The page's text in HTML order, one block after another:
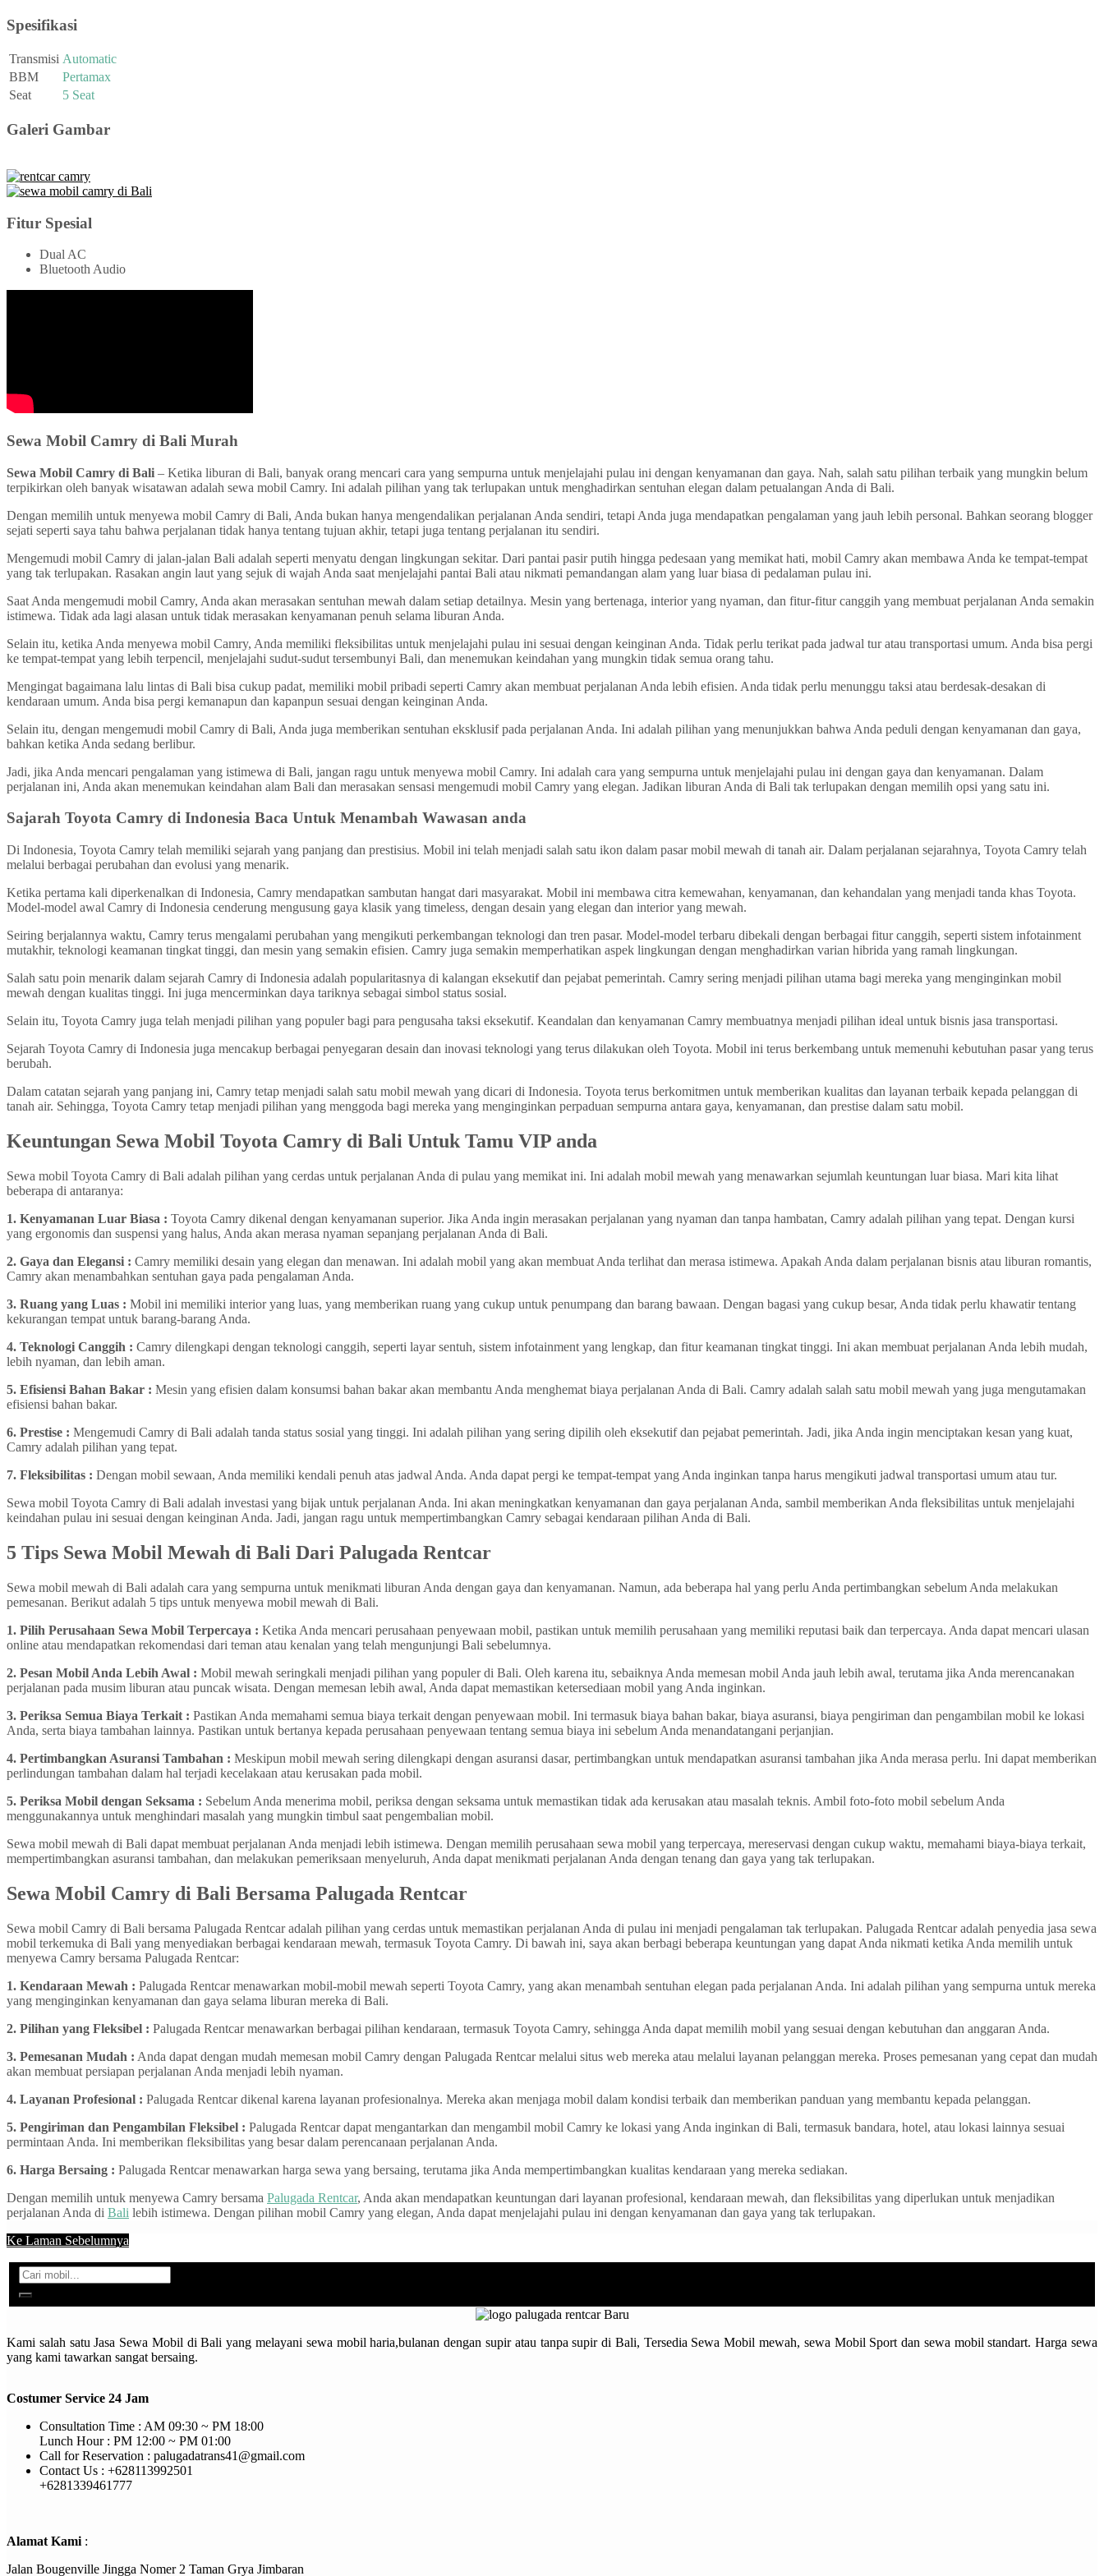
Spesifikasi
Transmisi Automatic
BBM
Pertamax
Seat
5 Seat
Galeri Gambar
Fitur Spesial
Dual AC
Bluetooth Audio
Sewa Mobil Camry di Bali Murah
Sewa Mobil Camry di Bali – Ketika liburan di Bali, banyak orang mencari cara yang sempurna untuk menjelajahi pulau ini dengan kenyamanan dan gaya. Nah, salah satu pilihan terbaik yang mungkin belum
terpikirkan oleh banyak wisatawan adalah sewa mobil Camry. Ini adalah pilihan yang tak terlupakan untuk menghadirkan sentuhan elegan dalam petualangan Anda di Bali.
Dengan memilih untuk menyewa mobil Camry di Bali, Anda bukan hanya mengendalikan perjalanan Anda sendiri, tetapi Anda juga mendapatkan pengalaman yang jauh lebih personal. Bahkan seorang blogger
sejati seperti saya tahu bahwa perjalanan tidak hanya tentang tujuan akhir, tetapi juga tentang perjalanan itu sendiri.
Mengemudi mobil Camry di jalan-jalan Bali adalah seperti menyatu dengan lingkungan sekitar. Dari pantai pasir putih hingga pedesaan yang memikat hati, mobil Camry akan membawa Anda ke tempat-tempat
yang tak terlupakan. Rasakan angin laut yang sejuk di wajah Anda saat menjelajahi pantai Bali atau nikmati pemandangan alam yang luar biasa di pedalaman pulau ini.
Saat Anda mengemudi mobil Camry, Anda akan merasakan sentuhan mewah dalam setiap detailnya. Mesin yang bertenaga, interior yang nyaman, dan fitur-fitur canggih yang membuat perjalanan Anda semakin
istimewa. Tidak ada lagi alasan untuk tidak merasakan kenyamanan penuh selama liburan Anda.
Selain itu, ketika Anda menyewa mobil Camry, Anda memiliki fleksibilitas untuk menjelajahi pulau ini sesuai dengan keinginan Anda. Tidak perlu terikat pada jadwal tur atau transportasi umum. Anda bisa pergi
ke tempat-tempat yang lebih terpencil, menjelajahi sudut-sudut tersembunyi Bali, dan menemukan keindahan yang mungkin tidak semua orang tahu.
Mengingat bagaimana lalu lintas di Bali bisa cukup padat, memiliki mobil pribadi seperti Camry akan membuat perjalanan Anda lebih efisien. Anda tidak perlu menunggu taksi atau berdesak-desakan di
kendaraan umum. Anda bisa pergi kemanapun dan kapanpun sesuai dengan keinginan Anda.
Selain itu, dengan mengemudi mobil Camry di Bali, Anda juga memberikan sentuhan eksklusif pada perjalanan Anda. Ini adalah pilihan yang menunjukkan bahwa Anda peduli dengan kenyamanan dan gaya,
bahkan ketika Anda sedang berlibur.
Jadi, jika Anda mencari pengalaman yang istimewa di Bali, jangan ragu untuk menyewa mobil Camry. Ini adalah cara yang sempurna untuk menjelajahi pulau ini dengan gaya dan kenyamanan. Dalam
perjalanan ini, Anda akan menemukan keindahan alam Bali dan merasakan sensasi mengemudi mobil Camry yang elegan. Jadikan liburan Anda di Bali tak terlupakan dengan memilih opsi yang satu ini.
Sajarah Toyota Camry di Indonesia Baca Untuk Menambah Wawasan anda
Di Indonesia, Toyota Camry telah memiliki sejarah yang panjang dan prestisius. Mobil ini telah menjadi salah satu ikon dalam pasar mobil mewah di tanah air. Dalam perjalanan sejarahnya, Toyota Camry telah
melalui berbagai perubahan dan evolusi yang menarik.
Ketika pertama kali diperkenalkan di Indonesia, Camry mendapatkan sambutan hangat dari masyarakat. Mobil ini membawa citra kemewahan, kenyamanan, dan kehandalan yang menjadi tanda khas Toyota.
Model-model awal Camry di Indonesia cenderung mengusung gaya klasik yang timeless, dengan desain yang elegan dan interior yang mewah.
Seiring berjalannya waktu, Camry terus mengalami perubahan yang mengikuti perkembangan teknologi dan tren pasar. Model-model terbaru dibekali dengan berbagai fitur canggih, seperti sistem infotainment
mutakhir, teknologi keamanan tingkat tinggi, dan mesin yang semakin efisien. Camry juga semakin memperhatikan aspek lingkungan dengan menghadirkan varian hibrida yang ramah lingkungan.
Salah satu poin menarik dalam sejarah Camry di Indonesia adalah popularitasnya di kalangan eksekutif dan pejabat pemerintah. Camry sering menjadi pilihan utama bagi mereka yang menginginkan mobil
mewah dengan kualitas tinggi. Ini juga mencerminkan daya tariknya sebagai simbol status sosial.
Selain itu, Toyota Camry juga telah menjadi pilihan yang populer bagi para pengusaha taksi eksekutif. Keandalan dan kenyamanan Camry membuatnya menjadi pilihan ideal untuk bisnis jasa transportasi.
Sejarah Toyota Camry di Indonesia juga mencakup berbagai penyegaran desain dan inovasi teknologi yang terus dilakukan oleh Toyota. Mobil ini terus berkembang untuk memenuhi kebutuhan pasar yang terus
berubah.
Dalam catatan sejarah yang panjang ini, Camry tetap menjadi salah satu mobil mewah yang dicari di Indonesia. Toyota terus berkomitmen untuk memberikan kualitas dan layanan terbaik kepada pelanggan di
tanah air. Sehingga, Toyota Camry tetap menjadi pilihan yang menggoda bagi mereka yang menginginkan perpaduan sempurna antara gaya, kenyamanan, dan prestise dalam satu mobil.
Keuntungan Sewa Mobil Toyota Camry di Bali Untuk Tamu VIP anda
Sewa mobil Toyota Camry di Bali adalah pilihan yang cerdas untuk perjalanan Anda di pulau yang memikat ini. Ini adalah mobil mewah yang menawarkan sejumlah keuntungan luar biasa. Mari kita lihat
beberapa di antaranya:
1. Kenyamanan Luar Biasa : Toyota Camry dikenal dengan kenyamanan superior. Jika Anda ingin merasakan perjalanan yang nyaman dan tanpa hambatan, Camry adalah pilihan yang tepat. Dengan kursi
yang ergonomis dan suspensi yang halus, Anda akan merasa nyaman sepanjang perjalanan Anda di Bali.
2. Gaya dan Elegansi : Camry memiliki desain yang elegan dan menawan. Ini adalah mobil yang akan membuat Anda terlihat dan merasa istimewa. Apakah Anda dalam perjalanan bisnis atau liburan romantis,
Camry akan menambahkan sentuhan gaya pada pengalaman Anda.
3. Ruang yang Luas : Mobil ini memiliki interior yang luas, yang memberikan ruang yang cukup untuk penumpang dan barang bawaan. Dengan bagasi yang cukup besar, Anda tidak perlu khawatir tentang
kekurangan tempat untuk barang-barang Anda.
4. Teknologi Canggih : Camry dilengkapi dengan teknologi canggih, seperti layar sentuh, sistem infotainment yang lengkap, dan fitur keamanan tingkat tinggi. Ini akan membuat perjalanan Anda lebih mudah,
lebih nyaman, dan lebih aman.
5. Efisiensi Bahan Bakar : Mesin yang efisien dalam konsumsi bahan bakar akan membantu Anda menghemat biaya perjalanan Anda di Bali. Camry adalah salah satu mobil mewah yang juga mengutamakan
efisiensi bahan bakar.
6. Prestise : Mengemudi Camry di Bali adalah tanda status sosial yang tinggi. Ini adalah pilihan yang sering dipilih oleh eksekutif dan pejabat pemerintah. Jadi, jika Anda ingin menciptakan kesan yang kuat,
Camry adalah pilihan yang tepat.
7. Fleksibilitas : Dengan mobil sewaan, Anda memiliki kendali penuh atas jadwal Anda. Anda dapat pergi ke tempat-tempat yang Anda inginkan tanpa harus mengikuti jadwal transportasi umum atau tur.
Sewa mobil Toyota Camry di Bali adalah investasi yang bijak untuk perjalanan Anda. Ini akan meningkatkan kenyamanan dan gaya perjalanan Anda, sambil memberikan Anda fleksibilitas untuk menjelajahi
keindahan pulau ini sesuai dengan keinginan Anda. Jadi, jangan ragu untuk mempertimbangkan Camry sebagai kendaraan pilihan Anda di Bali.
5 Tips Sewa Mobil Mewah di Bali Dari Palugada Rentcar
Sewa mobil mewah di Bali adalah cara yang sempurna untuk menikmati liburan Anda dengan gaya dan kenyamanan. Namun, ada beberapa hal yang perlu Anda pertimbangkan sebelum Anda melakukan
pemesanan. Berikut adalah 5 tips untuk menyewa mobil mewah di Bali.
1. Pilih Perusahaan Sewa Mobil Terpercaya : Ketika Anda mencari perusahaan penyewaan mobil, pastikan untuk memilih perusahaan yang memiliki reputasi baik dan terpercaya. Anda dapat mencari ulasan
online atau mendapatkan rekomendasi dari teman atau kenalan yang telah mengunjungi Bali sebelumnya.
2. Pesan Mobil Anda Lebih Awal : Mobil mewah seringkali menjadi pilihan yang populer di Bali. Oleh karena itu, sebaiknya Anda memesan mobil Anda jauh lebih awal, terutama jika Anda merencanakan
perjalanan pada musim liburan atau puncak wisata. Dengan memesan lebih awal, Anda dapat memastikan ketersediaan mobil yang Anda inginkan.
3. Periksa Semua Biaya Terkait : Pastikan Anda memahami semua biaya terkait dengan penyewaan mobil. Ini termasuk biaya bahan bakar, biaya asuransi, biaya pengiriman dan pengambilan mobil ke lokasi
Anda, serta biaya tambahan lainnya. Pastikan untuk bertanya kepada perusahaan penyewaan tentang semua biaya ini sebelum Anda menandatangani perjanjian.
4. Pertimbangkan Asuransi Tambahan : Meskipun mobil mewah sering dilengkapi dengan asuransi dasar, pertimbangkan untuk mendapatkan asuransi tambahan jika Anda merasa perlu. Ini dapat memberikan
perlindungan tambahan dalam hal terjadi kecelakaan atau kerusakan pada mobil.
5. Periksa Mobil dengan Seksama : Sebelum Anda menerima mobil, periksa dengan seksama untuk memastikan tidak ada kerusakan atau masalah teknis. Ambil foto-foto mobil sebelum Anda
menggunakannya untuk menghindari masalah yang mungkin timbul saat pengembalian mobil.
Sewa mobil mewah di Bali dapat membuat perjalanan Anda menjadi lebih istimewa. Dengan memilih perusahaan sewa mobil yang terpercaya, mereservasi dengan cukup waktu, memahami biaya-biaya terkait,
mempertimbangkan asuransi tambahan, dan melakukan pemeriksaan menyeluruh, Anda dapat menikmati perjalanan Anda dengan tenang dan gaya yang tak terlupakan.
Sewa Mobil Camry di Bali Bersama Palugada Rentcar
Sewa mobil Camry di Bali bersama Palugada Rentcar adalah pilihan yang cerdas untuk memastikan perjalanan Anda di pulau ini menjadi pengalaman tak terlupakan. Palugada Rentcar adalah penyedia jasa sewa
mobil terkemuka di Bali yang menyediakan berbagai kendaraan mewah, termasuk Toyota Camry. Di bawah ini, saya akan berbagi beberapa keuntungan yang dapat Anda nikmati ketika Anda memilih untuk
menyewa Camry bersama Palugada Rentcar:
1. Kendaraan Mewah : Palugada Rentcar menawarkan mobil-mobil mewah seperti Toyota Camry, yang akan menambah sentuhan elegan pada perjalanan Anda. Ini adalah pilihan yang sempurna untuk mereka
yang menginginkan kenyamanan dan gaya selama liburan mereka di Bali.
2. Pilihan yang Fleksibel : Palugada Rentcar menawarkan berbagai pilihan kendaraan, termasuk Toyota Camry, sehingga Anda dapat memilih mobil yang sesuai dengan kebutuhan dan anggaran Anda.
3. Pemesanan Mudah : Anda dapat dengan mudah memesan mobil Camry dengan Palugada Rentcar melalui situs web mereka atau melalui layanan pelanggan mereka. Proses pemesanan yang cepat dan mudah
akan membuat persiapan perjalanan Anda menjadi lebih nyaman.
4. Layanan Profesional : Palugada Rentcar dikenal karena layanan profesionalnya. Mereka akan menjaga mobil dalam kondisi terbaik dan memberikan panduan yang membantu kepada pelanggan.
5. Pengiriman dan Pengambilan Fleksibel : Palugada Rentcar dapat mengantarkan dan mengambil mobil Camry ke lokasi yang Anda inginkan di Bali, termasuk bandara, hotel, atau lokasi lainnya sesuai
permintaan Anda. Ini memberikan fleksibilitas yang besar dalam perencanaan perjalanan Anda.
6. Harga Bersaing : Palugada Rentcar menawarkan harga sewa yang bersaing, terutama jika Anda mempertimbangkan kualitas kendaraan yang mereka sediakan.
Dengan memilih untuk menyewa Camry bersama Palugada Rentcar, Anda akan mendapatkan keuntungan dari layanan profesional, kendaraan mewah, dan fleksibilitas yang diperlukan untuk menjadikan
perjalanan Anda di Bali lebih istimewa. Dengan pilihan mobil Camry yang elegan, Anda dapat menjelajahi pulau ini dengan kenyamanan dan gaya yang tak terlupakan.
Ke Laman Sebelumnya
Kami salah satu Jasa Sewa Mobil di Bali yang melayani sewa mobil haria,bulanan dengan supir atau tanpa supir di Bali, Tersedia Sewa Mobil mewah, sewa Mobil Sport dan sewa mobil standart. Harga sewa
yang kami tawarkan sangat bersaing.
Costumer Service 24 Jam
Consultation Time : AM 09:30 ~ PM 18:00
Lunch Hour : PM 12:00 ~ PM 01:00
Call for Reservation : palugadatrans41@gmail.com
Contact Us : +628113992501
+6281339461777
Alamat Kami :
Jalan Bougenville Jingga Nomer 2 Taman Grya Jimbaran